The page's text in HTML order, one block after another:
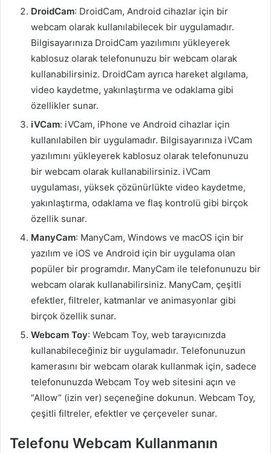
DroidCam: DroidCam, Android cihazlar için bir
webcam olarak kullanılabilecek bir uygulamadır.
Bilgisayarınıza DroidCam yazılımını yükleyerek
kablosuz olarak telefonunuzu bir webcam olarak
kullanabilirsiniz. DroidCam ayrıca hareket algılama,
video kaydetme, yakınlaştırma ve odaklama gibi
özellikler sunar.
iVCam: iVCam, iPhone ve Android cihazlar için
kullanılabilen bir uygulamadır. Bilgisayarınıza iVCam
yazılımını yükleyerek kablosuz olarak telefonunuzu
bir webcam olarak kullanabilirsiniz. iVCam
uygulaması, yüksek çözünürlükte video kaydetme,
yakınlaştırma, odaklama ve flaş kontrolü gibi birçok
özellik sunar.
ManyCam: ManyCam, Windows ve macOS için bir
yazılım ve iOS ve Android için bir uygulama olan
popüler bir programdır. ManyCam ile telefonunuzu bir
webcam olarak kullanabilirsiniz. ManyCam, çeşitli
efektler, filtreler, katmanlar ve animasyonlar gibi
birçok özellik sunar.
Webcam Toy: Webcam Toy, web tarayıcınızda
kullanabileceğiniz bir uygulamadır. Telefonunuzun
kamerasını bir webcam olarak kullanmak için, sadece
telefonunuzda Webcam Toy web sitesini açın ve
“Allow” (izin ver) seçeneğine dokunun. Webcam Toy,
çeşitli filtreler, efektler ve çerçeveler sunar.
Telefonu Webcam Kullanmanın